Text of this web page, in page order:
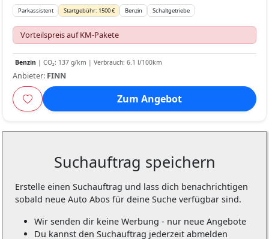
Parkassistent Startgebühr: 1500 € Benzin Schaltgetriebe
Vorteilspreis auf KM-Pakete
Benzin | CO₂: 137 g/km | Verbrauch: 6.1 l/100km
Anbieter: FINN
Zum Angebot
Suchauftrag speichern
Erstelle einen Suchauftrag und lass dich benachrichtigen
sobald neue Auto Abos für deine Suche verfügbar sind.
Wir senden dir keine Werbung - nur neue Angebote
Du kannst den Suchauftrag jederzeit abmelden